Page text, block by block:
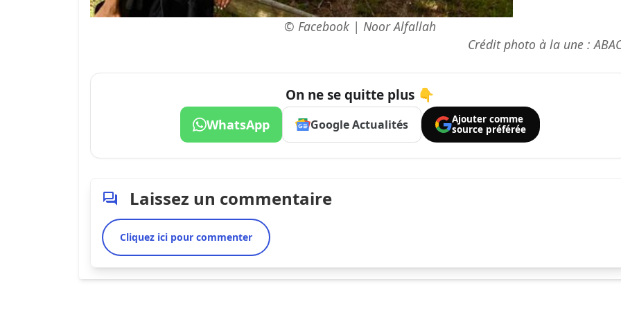
© Facebook | Noor Alfallah
Crédit photo à la une :
On ne se quitte plus 👇
WhatsApp Google Actualités
Ajouter comme
source préférée
Laissez un commentaire
Cliquez ici pour commenter